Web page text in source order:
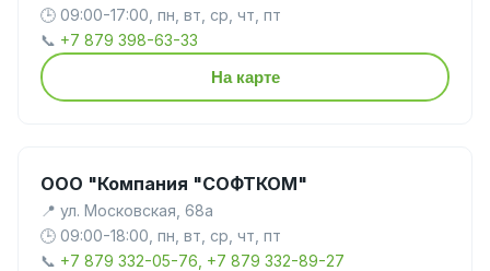
🕒 09:00-17:00, пн, вт, ср, чт, пт
📞 +7 879 398-63-33
На карте
ООО "Компания "СОФТКОМ"
📍 ул. Московская, 68а
🕒 09:00-18:00, пн, вт, ср, чт, пт
📞 +7 879 332-05-76, +7 879 332-89-27